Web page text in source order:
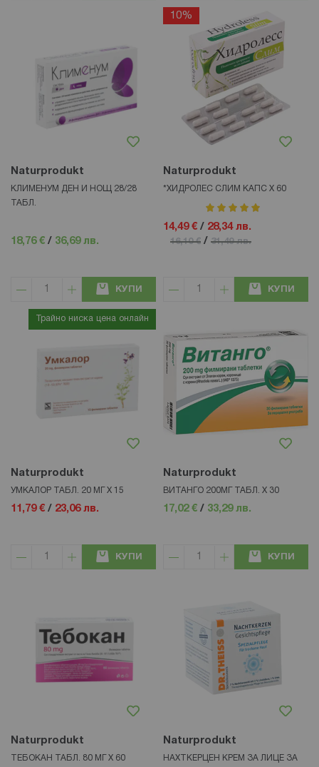
Naturprodukt
КЛИМЕНУМ ДЕН И НОЩ 28/28
ТАБЛ.
18,76 € / 36,69 лв.
КУПИ
10%
Naturprodukt
*ХИДРОЛЕС СЛИМ КАПС Х 60
рейтинг:
14,49 € / 28,34 лв.
16,10 € / 31,49 лв.
КУПИ
Трайно ниска цена онлайн
Naturprodukt
УМКАЛОР ТАБЛ. 20 МГ X 15
11,79 € / 23,06 лв.
КУПИ
Naturprodukt
ВИТАНГО 200МГ ТАБЛ. X 30
17,02 € / 33,29 лв.
КУПИ
Naturprodukt
ТЕБОКАН ТАБЛ. 80 МГ Х 60
Naturprodukt
НАХТКЕРЦЕН КРЕМ ЗА ЛИЦЕ ЗА